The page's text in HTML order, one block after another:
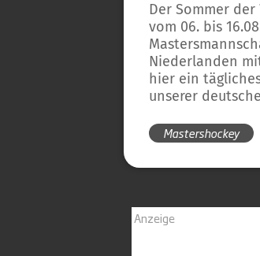
Der Sommer der
vom 06. bis
Niederlanden
hier ein
unserer
Mastershockey
Anzeige